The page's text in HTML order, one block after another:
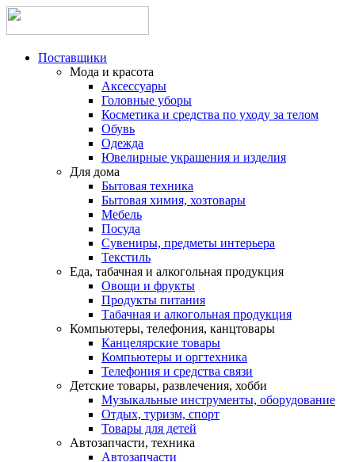
Поставщики
Мода и красота
Аксессуары
Головные уборы
Косметика и средства по уходу за телом
Обувь
Одежда
Ювелирные украшения и изделия
Для дома
Бытовая техника
Бытовая химия, хозтовары
Мебель
Посуда
Сувениры, предметы интерьера
Текстиль
Еда, табачная и алкогольная продукция
Овощи и фрукты
Продукты питания
Табачная и алкогольная продукция
Компьютеры, телефония, канцтовары
Канцелярские товары
Компьютеры и оргтехника
Телефония и средства связи
Детские товары, развлечения, хобби
Музыкальные инструменты, оборудование
Отдых, туризм, спорт
Товары для детей
Автозапчасти, техника
Автозапчасти